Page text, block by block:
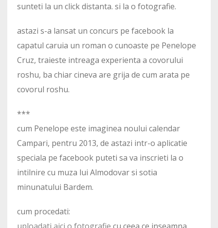
sunteti la un click distanta. si la o fotografie.
astazi s-a lansat un concurs pe facebook la
capatul caruia un roman o cunoaste pe Penelope
Cruz, traieste intreaga experienta a covorului
roshu, ba chiar cineva are grija de cum arata pe
covorul roshu.
***
cum Penelope este imaginea noului calendar
Campari, pentru 2013, de astazi intr-o aplicatie
speciala pe facebook puteti sa va inscrieti la o
intilnire cu muza lui Almodovar si sotia
minunatului Bardem.
cum procedati: